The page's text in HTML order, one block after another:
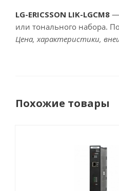
LG-ERICSSON LIK-LGCM8 —
или тонального набора.
Цена, характеристики,
Похожие товары